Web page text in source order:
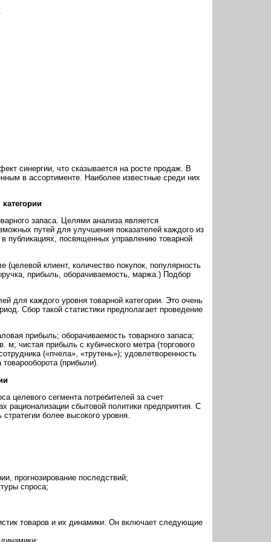
синергии, что сказывается на росте продаж. В
в ассортименте. Наиболее известные среди них
запаса. Целями анализа является
путей для улучшения показателей каждого из
публикациях, посвященных управлению товарной
клиент, количество покупок, популярность
прибыль, оборачиваемость, маржа.) Подбор
для каждого уровня товарной категории. Это очень
Сбор такой статистики предполагает проведение
прибыль; оборачиваемость товарного запаса;
чистая прибыль с кубического метра (торгового
(«пчела», «трутень»); удовлетворенность
(прибыли).
целевого сегмента потребителей за счет
рационализации сбытовой политики предприятия. С
более высокого уровня.
прогнозирование последствий;
спроса;
товаров и их динамики. Он включает следующие